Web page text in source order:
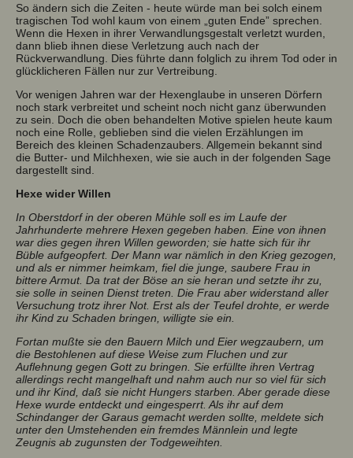
So ändern sich die Zeiten - heute würde man bei solch einem
tragischen Tod wohl kaum von einem „guten Ende” sprechen.
Wenn die Hexen in ihrer Verwandlungsgestalt verletzt wurden,
dann blieb ihnen diese Verletzung auch nach der
Rückverwandlung. Dies führte dann folglich zu ihrem Tod oder in
glücklicheren Fällen nur zur Vertreibung.
Vor wenigen Jahren war der Hexenglaube in unseren Dörfern
noch stark verbreitet und scheint noch nicht ganz überwunden
zu sein. Doch die oben behandelten Motive spielen heute kaum
noch eine Rolle, geblieben sind die vielen Erzählungen im
Bereich des kleinen Schadenzaubers. Allgemein bekannt sind
die Butter- und Milchhexen, wie sie auch in der folgenden Sage
dargestellt sind.
Hexe wider Willen
In Oberstdorf in der oberen Mühle soll es im Laufe der
Jahrhunderte mehrere Hexen gegeben haben. Eine von ihnen
war dies gegen ihren Willen geworden; sie hatte sich für ihr
Büble aufgeopfert. Der Mann war nämlich in den Krieg gezogen,
und als er nimmer heimkam, fiel die junge, saubere Frau in
bittere Armut. Da trat der Böse an sie heran und setzte ihr zu,
sie solle in seinen Dienst treten. Die Frau aber widerstand aller
Versuchung trotz ihrer Not. Erst als der Teufel drohte, er werde
ihr Kind zu Schaden bringen, willigte sie ein.
Fortan mußte sie den Bauern Milch und Eier wegzaubern, um
die Bestohlenen auf diese Weise zum Fluchen und zur
Auflehnung gegen Gott zu bringen. Sie erfüllte ihren Vertrag
allerdings recht mangelhaft und nahm auch nur so viel für sich
und ihr Kind, daß sie nicht Hungers starben. Aber gerade diese
Hexe wurde entdeckt und eingesperrt. Als ihr auf dem
Schindanger der Garaus gemacht werden sollte, meldete sich
unter den Umstehenden ein fremdes Männlein und legte
Zeugnis ab zugunsten der Todgeweihten.